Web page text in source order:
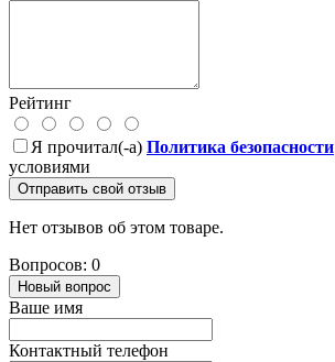
Рейтинг
Я прочитал(-а) Политика безопасности
условиями
Отправить свой отзыв
Нет отзывов об этом товаре.
Вопросов: 0
Новый вопрос
Ваше имя
Контактный телефон